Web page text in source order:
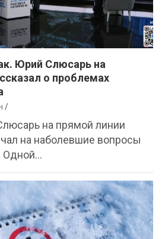
Юрий Слюсарь на
о проблемах
на прямой линии
на наболевшие вопросы
Одной…